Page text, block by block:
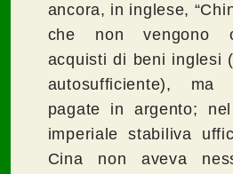
ancora, in inglese,
che non vengono
acquisti di beni inglesi
autosufficiente), ma
pagate in argento;
imperiale stabiliva
Cina non aveva